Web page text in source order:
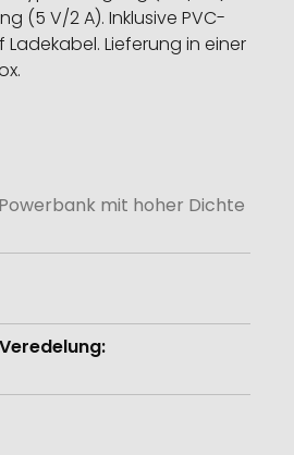
(5 V/2 A). Inklusive PVC-
Ladekabel. Lieferung in einer
mit hoher Dichte